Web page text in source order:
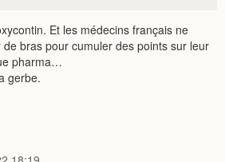
Et les médecins français ne
bras pour cumuler des points sur leur
pharma…
gerbe.